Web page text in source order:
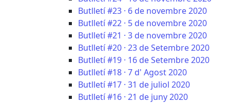
Butlletí #23 · 6 de novembre 2020
Butlletí #22 · 5 de novembre 2020
Butlletí #21 · 3 de novembre 2020
Butlletí #20 · 23 de Setembre 2020
Butlletí #19 · 16 de Setembre 2020
Butlletí #18 · 7 d' Agost 2020
Butlletí #17 · 31 de juliol 2020
Butlletí #16 · 21 de juny 2020